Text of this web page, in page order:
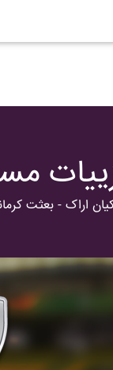
اراک - بعثت